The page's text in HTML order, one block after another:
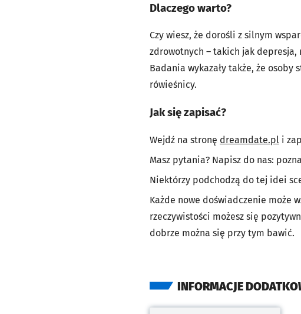
Dlaczego warto?
Czy wiesz, że dorośli z silnym
zdrowotnych – takich jak depresja,
Badania wykazały także, że osoby
rówieśnicy.
Jak się zapisać?
Wejdź na stronę dreamdate.pl i
Masz pytania? Napisz do nas:
Niektórzy podchodzą do tej idei
Każde nowe doświadczenie może
rzeczywistości możesz się
dobrze można się przy tym bawić.
INFORMACJE